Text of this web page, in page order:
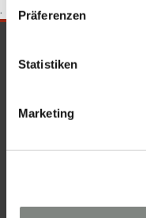
Präferenzen
Statistiken
Marketing
.